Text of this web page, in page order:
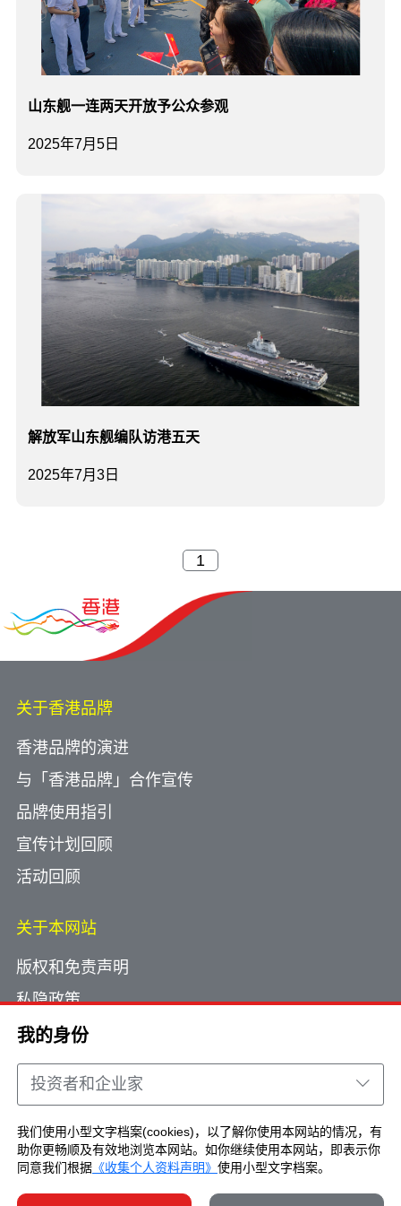
我的身份
投资者和企业家
我们使用小型文字档案(cookies)，以了解你使用本网站的情况，有
助你更畅顺及有效地浏览本网站。如你继续使用本网站，即表示你
同意我们根据 《收集个人资料声明》 使用小型文字档案。
2025年7月5日
山东舰一连两天开放予公众参观
2025年7月3日
解放军山东舰编队访港五天
关于香港品牌
香港品牌的演进
与「香港品牌」合作宣传
品牌使用指引
宣传计划回顾
活动回顾
关于本网站
版权和免责声明
私隐政策
使用小型文字档案
网页指南
联络我们
Copyright © Brand Hong Kong. All Rights
Reserved.